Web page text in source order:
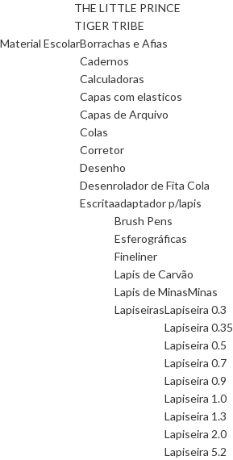
THE LITTLE PRINCE
TIGER TRIBE
Material EscolarBorrachas e Afias
Cadernos
Calculadoras
Capas com elasticos
Capas de Arquivo
Colas
Corretor
Desenho
Desenrolador de Fita Cola
Escritaadaptador p/lapis
Brush Pens
Esferográficas
Fineliner
Lapis de Carvão
Lapis de MinasMinas
LapiseirasLapiseira 0.3
Lapiseira 0.35
Lapiseira 0.5
Lapiseira 0.7
Lapiseira 0.9
Lapiseira 1.0
Lapiseira 1.3
Lapiseira 2.0
Lapiseira 5.2